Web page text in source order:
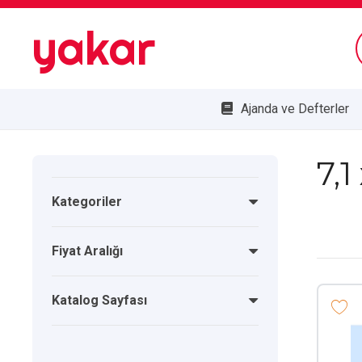
yakar
Ajanda ve Defterler
Kategoriler
Fiyat Aralığı
Katalog Sayfası